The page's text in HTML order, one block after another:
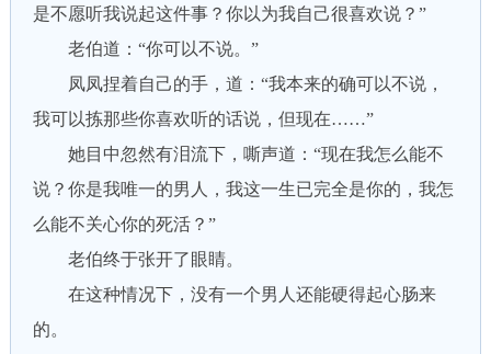
是不愿听我说起这件事？你以为我自己很喜欢说？”
老伯道：“你可以不说。”
凤凤捏着自己的手，道：“我本来的确可以不说，
我可以拣那些你喜欢听的话说，但现在……”
她目中忽然有泪流下，嘶声道：“现在我怎么能不
说？你是我唯一的男人，我这一生已完全是你的，我怎
么能不关心你的死活？”
老伯终于张开了眼睛。
在这种情况下，没有一个男人还能硬得起心肠来
的。